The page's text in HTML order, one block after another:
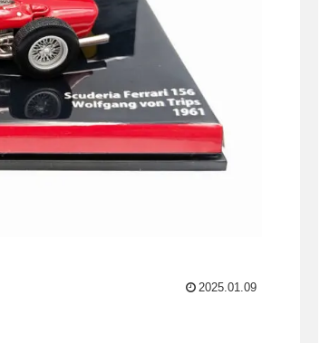
2025.01.09